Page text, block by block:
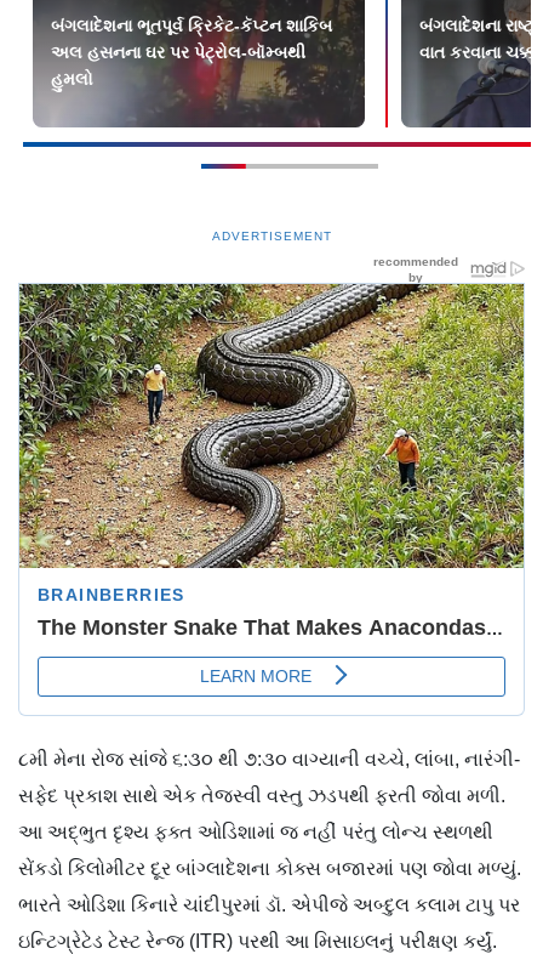
બંગલાદેશના ભૂતપૂર્વ ક્રિકેટ-કૅપ્ટન શાકિબ
અલ હસનના ઘર પર પેટ્રોલ-બૉમ્બથી
હુમલો
બંગલાદેશના
વાત કરવાના
ADVERTISEMENT
૮મી મેના રોજ સાંજે ૬:૩૦ થી ૭:૩૦ વાગ્યાની વચ્ચે, લાંબા, નારંગી-
સફેદ પ્રકાશ સાથે એક તેજસ્વી વસ્તુ ઝડપથી ફરતી જોવા મળી.
આ અદ્ભુત દૃશ્ય ફક્ત ઓડિશામાં જ નહીં પરંતુ લોન્ચ સ્થળથી
સેંકડો કિલોમીટર દૂર બાંગ્લાદેશના કોક્સ બજારમાં પણ જોવા મળ્યું.
ભારતે ઓડિશા કિનારે ચાંદીપુરમાં ડૉ. એપીજે અબ્દુલ કલામ ટાપુ પર
ઇન્ટિગ્રેટેડ ટેસ્ટ રેન્જ (ITR) પરથી આ મિસાઇલનું પરીક્ષણ કર્યું.